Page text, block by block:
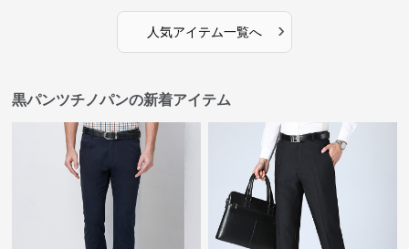
人気アイテム一覧へ ›
黒パンツチノパンの新着アイテム